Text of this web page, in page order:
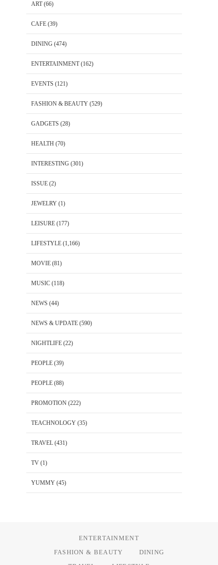
ART(66)
CAFE (39)
DINING (474)
ENTERTAINMENT(162)
EVENTS (121)
FASHION & BEAUTY (529)
GADGETS (28)
HEALTH (70)
INTERESTING (301)
ISSUE (2)
JEWELRY (1)
LEISURE (177)
LIFESTYLE (1,166)
MOVIE (81)
MUSIC (118)
NEWS (44)
NEWS & UPDATE (590)
NIGHTLIFE (22)
PEOPLE (39)
PEOPLE (88)
PROMOTION (222)
TEACHNOLOGY (35)
TRAVEL (431)
TV (1)
YUMMY (45)
ENTERTAINMENT
FASHION & BEAUTY
DINING